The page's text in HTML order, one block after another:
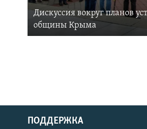
Дискуссия вокруг планов
общины Крыма
ПОДДЕРЖКА